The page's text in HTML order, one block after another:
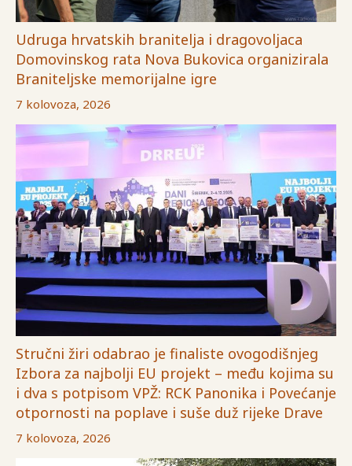
Udruga hrvatskih branitelja i dragovoljaca
Domovinskog rata Nova Bukovica organizirala
Braniteljske memorijalne igre
7 kolovoza, 2026
Stručni žiri odabrao je finaliste ovogodišnjeg
Izbora za najbolji EU projekt – među kojima su
i dva s potpisom VPŽ: RCK Panonika i Povećanje
otpornosti na poplave i suše duž rijeke Drave
7 kolovoza, 2026